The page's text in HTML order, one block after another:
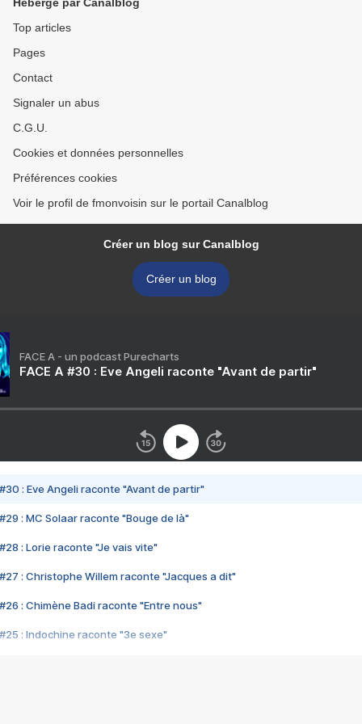
Top articles
Pages
Contact
Signaler un abus
C.G.U.
Cookies et données personnelles
Préférences cookies
Voir le profil de fmonvoisin sur le portail Canalblog
Créer un blog sur Canalblog
Créer un blog
FACE A - un podcast Purecharts
FACE A #30 : Eve Angeli raconte "Avant de partir"
#30 : Eve Angeli raconte "Avant de partir"
#29 : MC Solaar raconte "Bouge de là"
#28 : Lorie raconte "Je vais vite"
#27 : Christophe Willem raconte "Jacques a dit"
#26 : Chimène Badi raconte "Entre nous"
#25 : Indochine raconte "3e sexe"